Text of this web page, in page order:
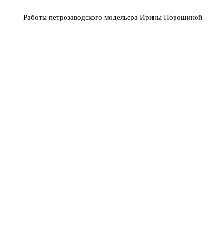
Работы петрозаводского модельера Ирины Порошиной